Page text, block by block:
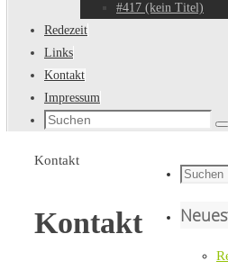
#417 (kein Titel)
Redezeit
Links
Kontakt
Impressum
Suche
Startseite
Kontakt
Kontakt
Suche